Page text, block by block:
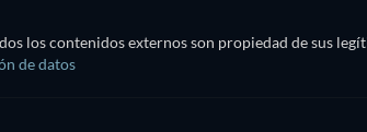
los contenidos externos son propiedad de sus
de datos